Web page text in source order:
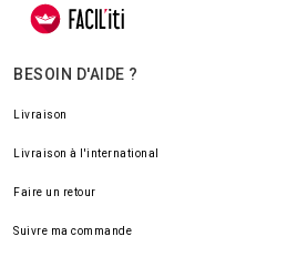
BESOIN D'AIDE ?
Livraison
Livraison à l'international
Faire un retour
Suivre ma commande